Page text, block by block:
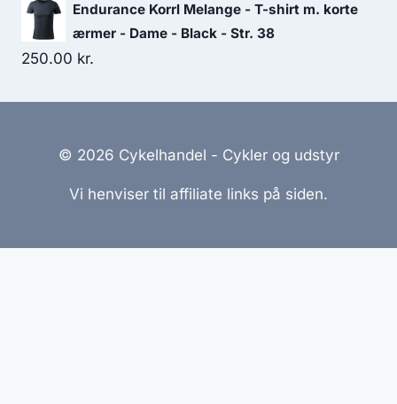
Endurance Korrl Melange - T-shirt m. korte
ærmer - Dame - Black - Str. 38
250.00 kr.
© 2026 Cykelhandel - Cykler og udstyr
Vi henviser til affiliate links på siden.